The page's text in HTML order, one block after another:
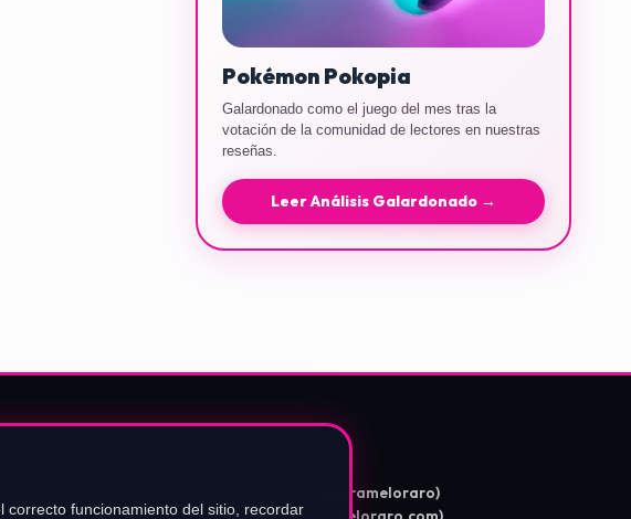
Pokémon Pokopia
Galardonado como el juego del mes tras la
votación de la comunidad de lectores en nuestras
reseñas.
Leer Análisis Galardonado →
E INFORMACIÓN
Instagram (@ca.rameloraro)
funcionamiento del sitio, recordar